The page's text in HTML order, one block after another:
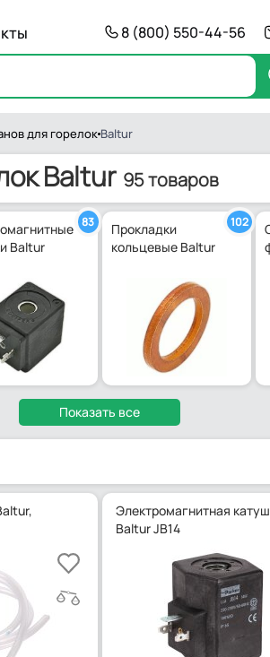
8 (800) 550-44-56
для горелок Baltur
Baltur 95 товаров
Baltur
83
Прокладки
кольцевые Baltur
102
Показать все
Электромагнитная
Baltur JB14